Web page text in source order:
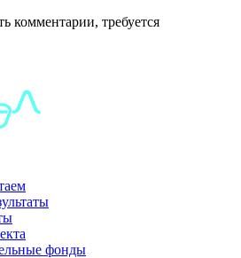
комментарии, требуется
фонды